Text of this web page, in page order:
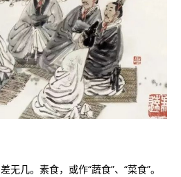
几。素食，或作“蔬食”、“菜食”。